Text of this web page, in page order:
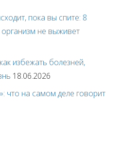
пока вы спите: 8
не выживет
избежать болезней,
18.06.2026
что на самом деле говорит